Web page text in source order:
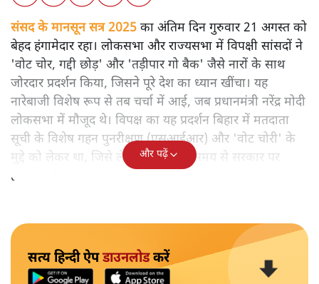
संसद के मानसून सत्र 2025 का अंतिम दिन गुरुवार 21 अगस्त को
बेहद हंगामेदार रहा। लोकसभा और राज्यसभा में विपक्षी सांसदों ने
'वोट चोर, गद्दी छोड़' और 'तड़ीपार गो बैक' जैसे नारों के साथ
जोरदार प्रदर्शन किया, जिसने पूरे देश का ध्यान खींचा। यह
नारेबाजी विशेष रूप से तब चर्चा में आई, जब प्रधानमंत्री नरेंद्र मोदी
लोकसभा में मौजूद थे। विपक्ष का यह प्रदर्शन बिहार में मतदाता
सूची के विशेष गहन पुनरीक्षण (एसआईआर) और 'वोट चोरी' के
मुद्दे को लेकर था, जिसे लेकर विपक्ष लंबे समय से सरकार पर
हमलावर है।
और पढ़ें
सत्य हिन्दी ऐपडाउनलोडकरें